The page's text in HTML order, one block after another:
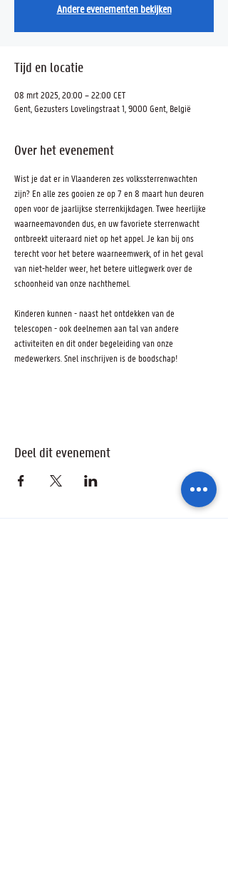
Andere evenementen bekijken
Tijd en locatie
08 mrt 2025, 20:00 – 22:00 CET
Gent, Gezusters Lovelingstraat 1, 9000 Gent, België
Over het evenement
Wist je dat er in Vlaanderen zes volkssterrenwachten
zijn? En alle zes gooien ze op 7 en 8 maart hun deuren
open voor de jaarlijkse sterrenkijkdagen. Twee heerlijke
waarneemavonden dus, en uw favoriete sterrenwacht
ontbreekt uiteraard niet op het appel. Je kan bij ons
terecht voor het betere waarneemwerk, of in het geval
van niet-helder weer, het betere uitlegwerk over de
schoonheid van onze nachthemel.
Kinderen kunnen - naast het ontdekken van de
telescopen - ook deelnemen aan tal van andere
activiteiten en dit onder begeleiding van onze
medewerkers. Snel inschrijven is de boodschap!
Deel dit evenement